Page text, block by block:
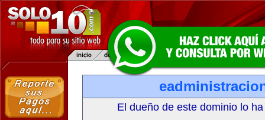
El dueño de este dominio lo